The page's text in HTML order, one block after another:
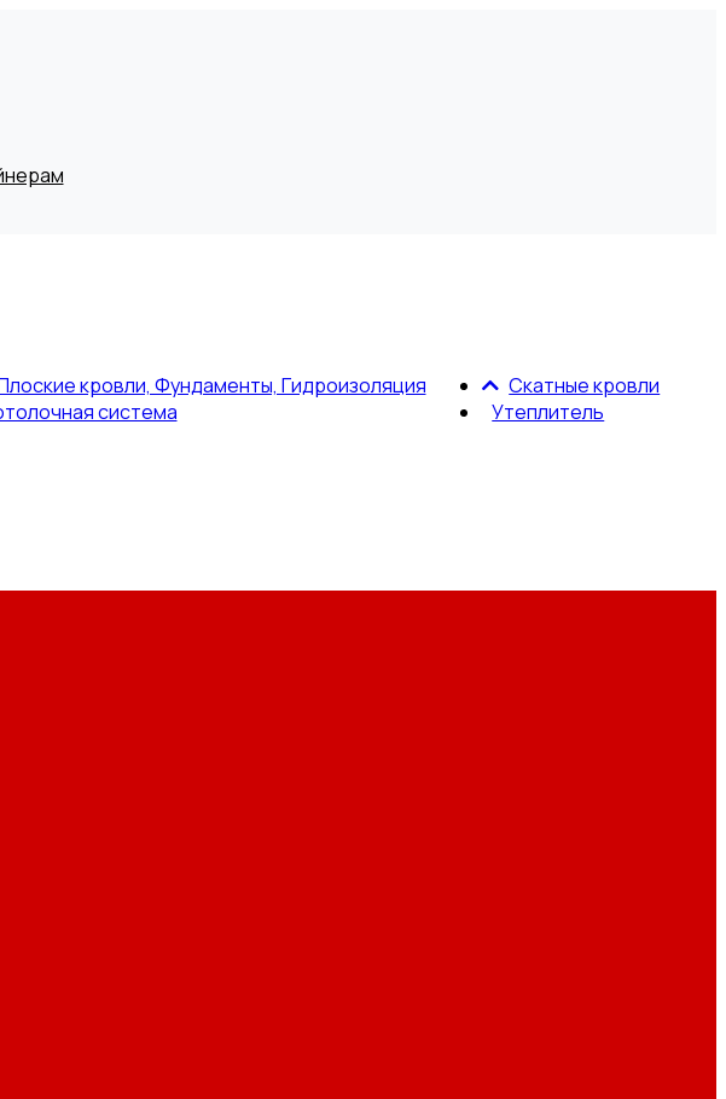
кровли, Фундаменты, Гидроизоляция
система
Скатные кровли
Утеплитель